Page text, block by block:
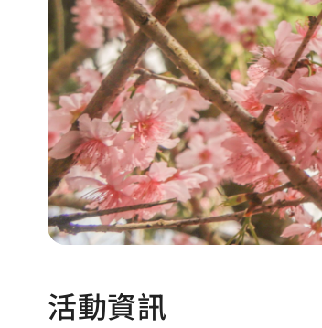
活動資訊